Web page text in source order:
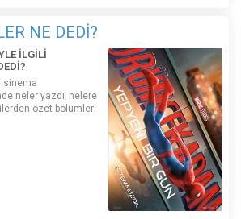
NE DEDİ?
İLGİLİ
sinema
neler yazdı; nelere
özet bölümler: